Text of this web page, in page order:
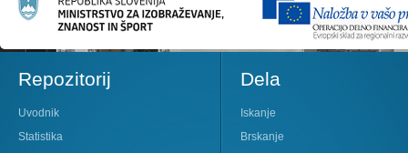
Repozitorij
Uvodnik
Statistika
Dela
Iskanje
Brskanje